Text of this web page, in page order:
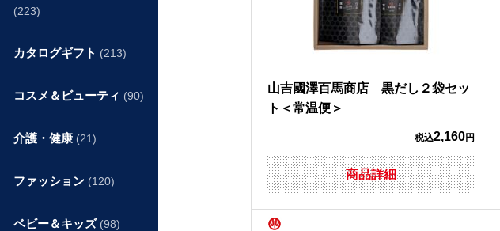
山吉國澤百馬商店 黒だし２袋セッ
ト＜常温便＞
税込2,160円
商品詳細
(223)
カタログギフト (213)
コスメ＆ビューティ (90)
介護・健康 (21)
ファッション (120)
ベビー＆キッズ (98)